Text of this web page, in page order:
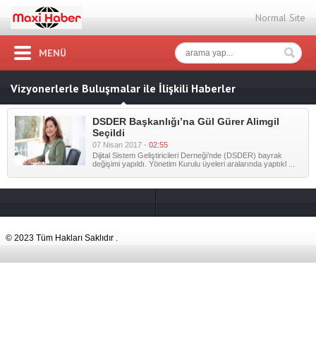
Normal Site
MENÜ
Vizyonerlerle Buluşmalar ile İlişkili Haberler
DSDER Başkanlığı’na Gül Gürer Alimgil
Seçildi
07 Nisan 2017 - 02:55
Dijital Sistem Geliştiricileri Derneği’nde (DSDER) bayrak
değişimi yapıldı. Yönetim Kurulu üyeleri aralarında yaptıkl ...
© 2023 Tüm Hakları Saklıdır .